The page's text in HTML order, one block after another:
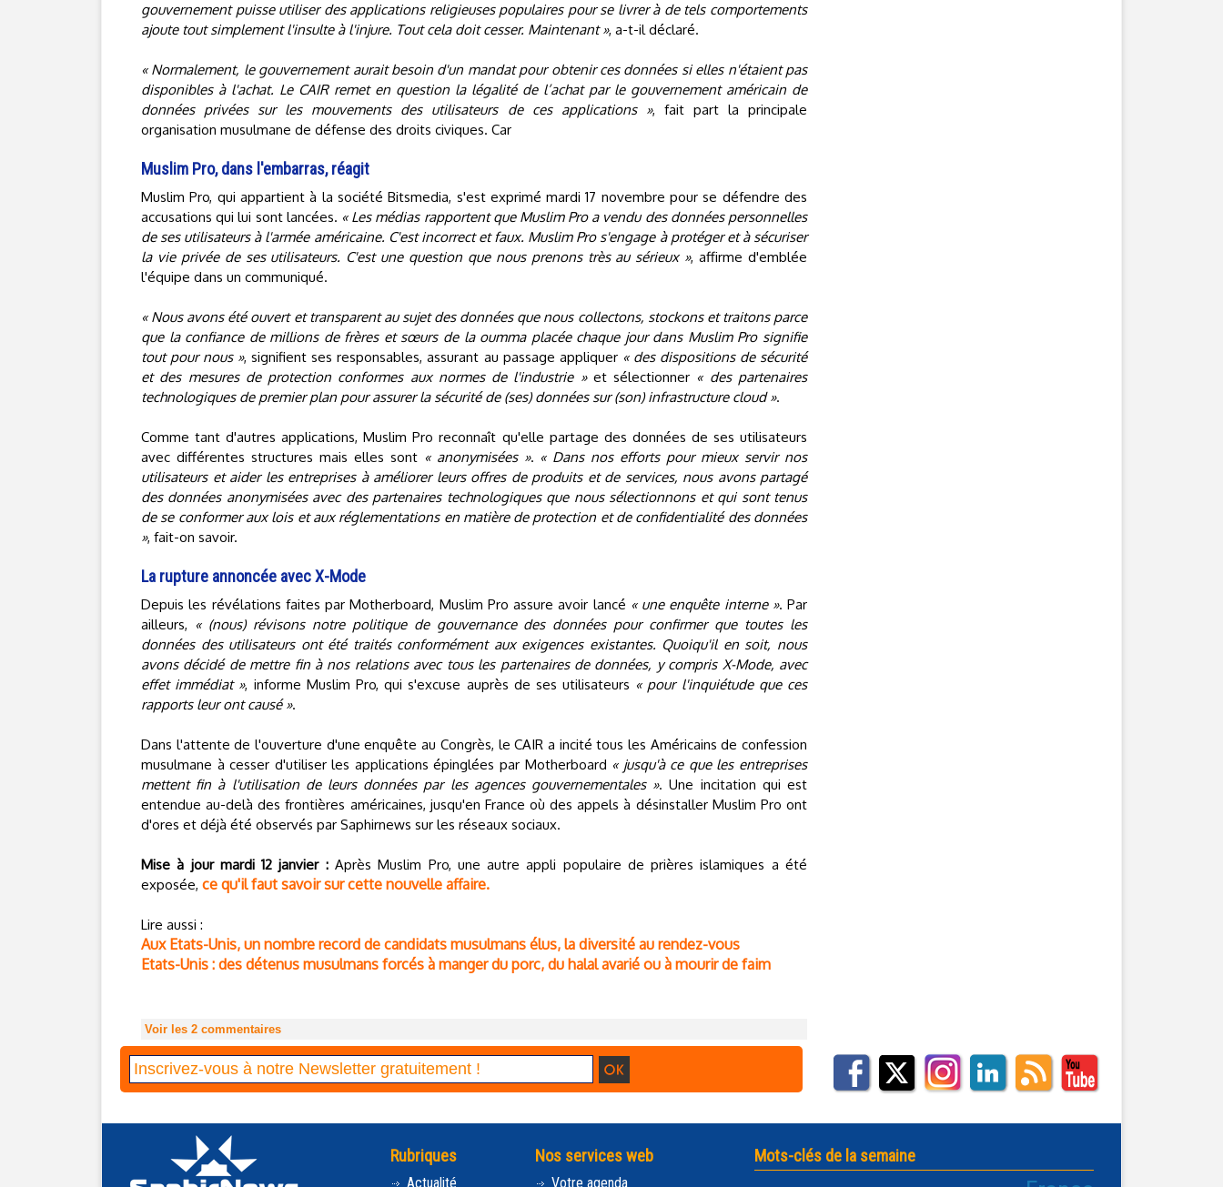
gouvernement puisse utiliser des applications religieuses populaires pour se livrer à de tels comportements
ajoute tout simplement l'insulte à l'injure. Tout cela doit cesser. Maintenant », a-t-il déclaré.
« Normalement, le gouvernement aurait besoin d'un mandat pour obtenir ces données si elles n'étaient pas
disponibles à l'achat. Le CAIR remet en question la légalité de l’achat par le gouvernement américain de
données privées sur les mouvements des utilisateurs de ces applications », fait part la principale
organisation musulmane de défense des droits civiques. Car
Muslim Pro, dans l'embarras, réagit
Muslim Pro, qui appartient à la société Bitsmedia, s'est exprimé mardi 17 novembre pour se défendre des
accusations qui lui sont lancées. « Les médias rapportent que Muslim Pro a vendu des données personnelles
de ses utilisateurs à l'armée américaine. C'est incorrect et faux. Muslim Pro s'engage à protéger et à sécuriser
la vie privée de ses utilisateurs. C'est une question que nous prenons très au sérieux », affirme d'emblée
l'équipe dans un communiqué.
« Nous avons été ouvert et transparent au sujet des données que nous collectons, stockons et traitons parce
que la confiance de millions de frères et sœurs de la oumma placée chaque jour dans Muslim Pro signifie
tout pour nous », signifient ses responsables, assurant au passage appliquer « des dispositions de sécurité
et des mesures de protection conformes aux normes de l'industrie »et sélectionner « des partenaires
technologiques de premier plan pour assurer la sécurité de (ses) données sur (son) infrastructure cloud ».
Comme tant d'autres applications, Muslim Pro reconnaît qu'elle partage des données de ses utilisateurs
avec différentes structures mais elles sont « anonymisées ». « Dans nos efforts pour mieux servir nos
utilisateurs et aider les entreprises à améliorer leurs offres de produits et de services, nous avons partagé
des données anonymisées avec des partenaires technologiques que nous sélectionnons et qui sont tenus
de se conformer aux lois et aux réglementations en matière de protection et de confidentialité des données
», fait-on savoir.
La rupture annoncée avec X-Mode
Depuis les révélations faites par Motherboard, Muslim Pro assure avoir lancé « une enquête interne ». Par
ailleurs, « (nous) révisons notre politique de gouvernance des données pour confirmer que toutes les
données des utilisateurs ont été traités conformément aux exigences existantes. Quoiqu'il en soit, nous
avons décidé de mettre fin à nos relations avec tous les partenaires de données, y compris X-Mode, avec
effet immédiat », informe Muslim Pro, qui s'excuse auprès de ses utilisateurs « pour l'inquiétude que ces
rapports leur ont causé ».
Dans l'attente de l'ouverture d'une enquête au Congrès, le CAIR a incité tous les Américains de confession
musulmane à cesser d'utiliser les applications épinglées par Motherboard « jusqu'à ce que les entreprises
mettent fin à l'utilisation de leurs données par les agences gouvernementales ». Une incitation qui est
entendue au-delà des frontières américaines, jusqu'en France où des appels à désinstaller Muslim Pro ont
d'ores et déjà été observés par Saphirnews sur les réseaux sociaux.
Mise à jour mardi 12 janvier :Après Muslim Pro, une autre appli populaire de prières islamiques a été
exposée, ce qu'il faut savoir sur cette nouvelle affaire.
Lire aussi :
Aux Etats-Unis, un nombre record de candidats musulmans élus, la diversité au rendez-vous
Etats-Unis : des détenus musulmans forcés à manger du porc, du halal avarié ou à mourir de faim
Voir les 2 commentaires
Rubriques
Actualité
Nos services web
Votre agenda
Mots-clés de la semaine